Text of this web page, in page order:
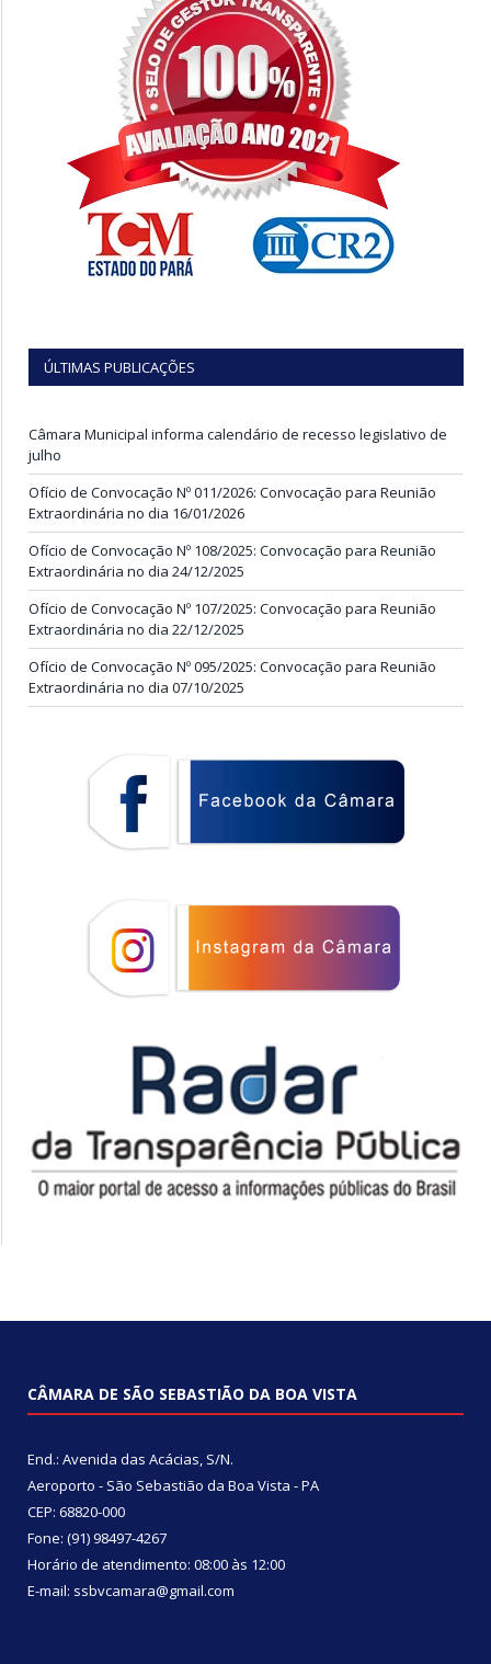
ÚLTIMAS PUBLICAÇÕES
Câmara Municipal informa calendário de recesso legislativo de
julho
Ofício de Convocação Nº 011/2026: Convocação para Reunião
Extraordinária no dia 16/01/2026
Ofício de Convocação Nº 108/2025: Convocação para Reunião
Extraordinária no dia 24/12/2025
Ofício de Convocação Nº 107/2025: Convocação para Reunião
Extraordinária no dia 22/12/2025
Ofício de Convocação Nº 095/2025: Convocação para Reunião
Extraordinária no dia 07/10/2025
CÂMARA DE SÃO SEBASTIÃO DA BOA VISTA
End.: Avenida das Acácias, S/N.
Aeroporto - São Sebastião da Boa Vista - PA
CEP: 68820-000
Fone: (91) 98497-4267
Horário de atendimento: 08:00 às 12:00
E-mail: ssbvcamara@gmail.com